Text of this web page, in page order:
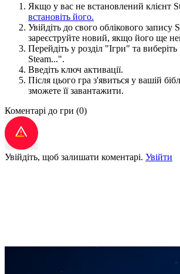
Якщо у вас не встановлений клієнт
встановіть його.
Увійдіть до свого облікового запису
зареєструйте новий, якщо його ще
Перейдіть у розділ "Ігри" та
Steam...".
Введіть ключ активації.
Після цього гра з'явиться у вашій
зможете її завантажити.
Коментарі до гри (0)
Увійдіть, щоб залишати коментарі. Увійти